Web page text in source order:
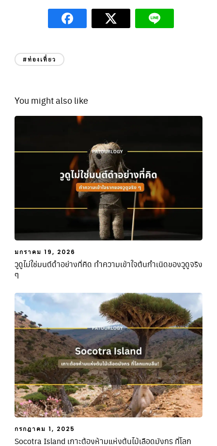
#ท่องเที่ยว
You might also like
มกราคม 19, 2026
วูดูไม่ใช่มนต์ดำอย่างที่คิด ทำความเข้าใจต้นกำเนิดของวูดูจริง
ๆ
กรกฎาคม 1, 2025
Socotra Island เกาะต้องห้ามแห่งต้นไม้เลือดมังกร ที่โลก